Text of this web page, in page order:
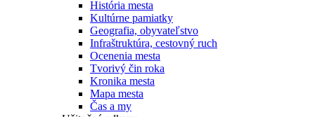
História mesta
Kultúrne pamiatky
Geografia, obyvateľstvo
Infraštruktúra, cestovný ruch
Ocenenia mesta
Tvorivý čin roka
Kronika mesta
Mapa mesta
Čas a my